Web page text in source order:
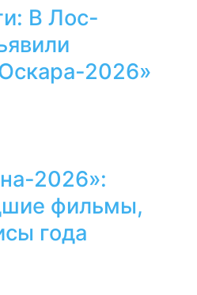
В Лос-
2026»
2026»:
фильмы,
года